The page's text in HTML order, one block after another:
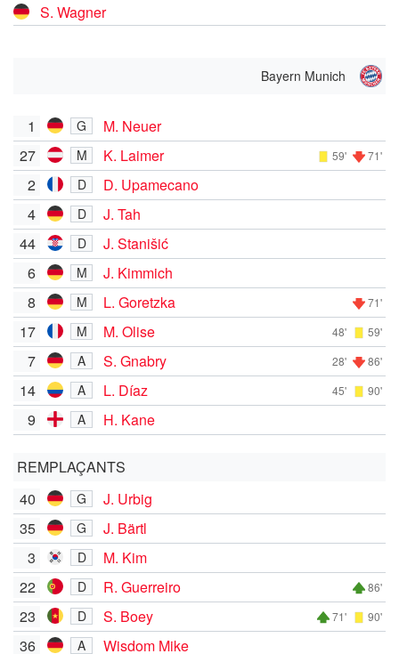
S. Wagner
Bayern Munich
1 G
M. Neuer
27
M K. Laimer 59' 71'
2 D
D. Upamecano
4
D
J. Tah
44
D
J. Stanišić
6
M
J. Kimmich
8
M L. Goretzka 71'
17 M M. Olise 48' 59'
7 A S. Gnabry 28' 86'
14 A L. Díaz 45' 90'
9 A H. Kane
REMPLAÇANTS
40
G
J. Urbig
35
G
J. Bärtl
3
D
M. Kim
22
D R. Guerreiro 86'
23 D S. Boey 71' 90'
36 A Wisdom Mike